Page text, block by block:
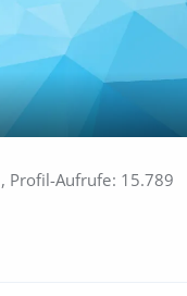
Profil-Aufrufe 15.789